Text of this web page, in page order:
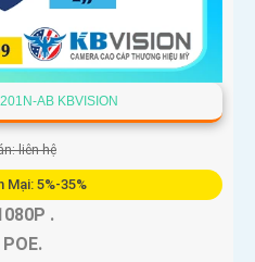
AB KBVISION
liên hệ
Mại: 5%-35%
.
POE.